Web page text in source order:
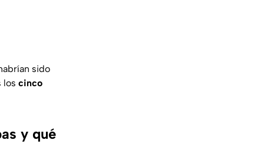
sido
los cinco
y qué